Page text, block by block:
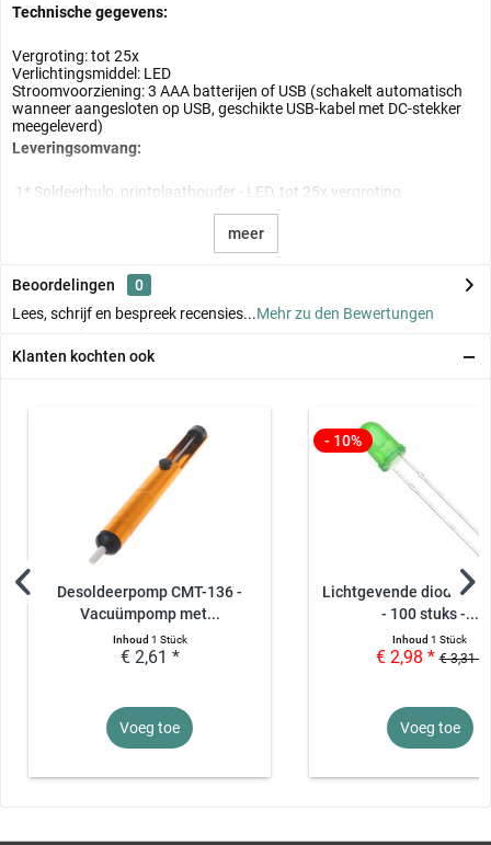
Technische gegevens:
Vergroting: tot 25x
Verlichtingsmiddel: LED
Stroomvoorziening: 3 AAA batterijen of USB (schakelt automatisch
wanneer aangesloten op USB, geschikte USB-kabel met DC-stekker
meegeleverd)
Leveringsomvang:
1* Soldeerhulp, printplaathouder - LED, tot 25x vergroting
meer
Beoordelingen
0
Lees, schrijf en bespreek recensies...Mehr zu den Bewertungen
Klanten kochten ook
Desoldeerpomp CMT-136 -
Vacuümpomp met...
Inhoud 1 Stück
€ 2,61 *
Voeg toe
- 10%
Lichtgevende diodes
- 100 stuks -...
Inhoud1 Stück
€ 2,98 * € 3,31 *
Voeg toe